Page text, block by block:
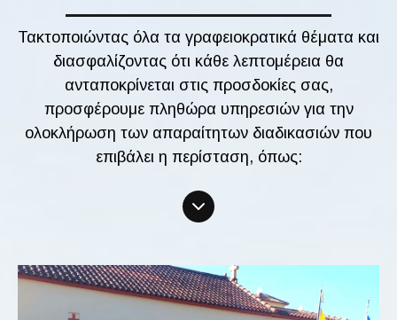
Τακτοποιώντας όλα τα γραφειοκρατικά θέματα και
διασφαλίζοντας ότι κάθε λεπτομέρεια θα
ανταποκρίνεται στις προσδοκίες σας,
προσφέρουμε πληθώρα υπηρεσιών για την
ολοκλήρωση των απαραίτητων διαδικασιών που
επιβάλει η περίσταση, όπως: